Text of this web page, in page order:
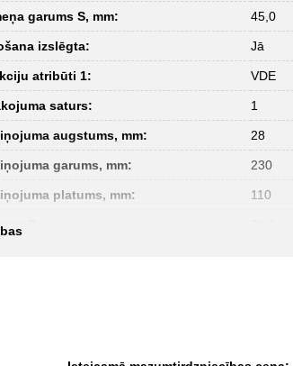
garums S, mm: 45,0
izslēgta: Jā
atribūti 1: VDE
saturs: 1
augstums, mm: 28
garums, mm: 230
platums, mm: 110
B: